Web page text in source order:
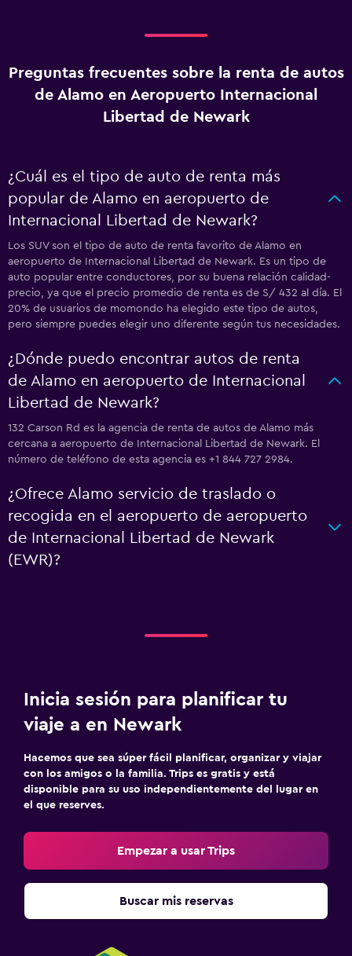
Preguntas frecuentes sobre la renta de autos
de Alamo en Aeropuerto Internacional
Libertad de Newark
¿Cuál es el tipo de auto de renta más
popular de Alamo en aeropuerto de
Internacional Libertad de Newark?
Los SUV son el tipo de auto de renta favorito de Alamo en
aeropuerto de Internacional Libertad de Newark. Es un tipo de
auto popular entre conductores, por su buena relación calidad-
precio, ya que el precio promedio de renta es de S/ 432 al día. El
20% de usuarios de momondo ha elegido este tipo de autos,
pero siempre puedes elegir uno diferente según tus necesidades.
¿Dónde puedo encontrar autos de renta
de Alamo en aeropuerto de Internacional
Libertad de Newark?
132 Carson Rd es la agencia de renta de autos de Alamo más
cercana a aeropuerto de Internacional Libertad de Newark. El
número de teléfono de esta agencia es +1 844 727 2984.
¿Ofrece Alamo servicio de traslado o
recogida en el aeropuerto de aeropuerto
de Internacional Libertad de Newark
(EWR)?
Inicia sesión para planificar tu
viaje a en Newark
Hacemos que sea súper fácil planificar, organizar y viajar
con los amigos o la familia. Trips es gratis y está
disponible para su uso independientemente del lugar en
el que reserves.
Empezar a usar Trips
Buscar mis reservas